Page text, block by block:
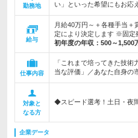
勤務地
い」といった希望にもお応
給与
月給40万円～＋各種手当
定により決定します ※固定
初年度の年収： 500～1,500
仕事内容
「これまで培ってきた技
当な評価」／あなた自身
対象と
なる方
◆スピード選考！土日・夜
企業データ